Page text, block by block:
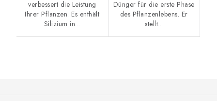
verbessert die Leistung
Ihrer Pflanzen. Es enthält
Silizium in...
Dünger für die erste Phase
des Pflanzenlebens. Er
stellt...